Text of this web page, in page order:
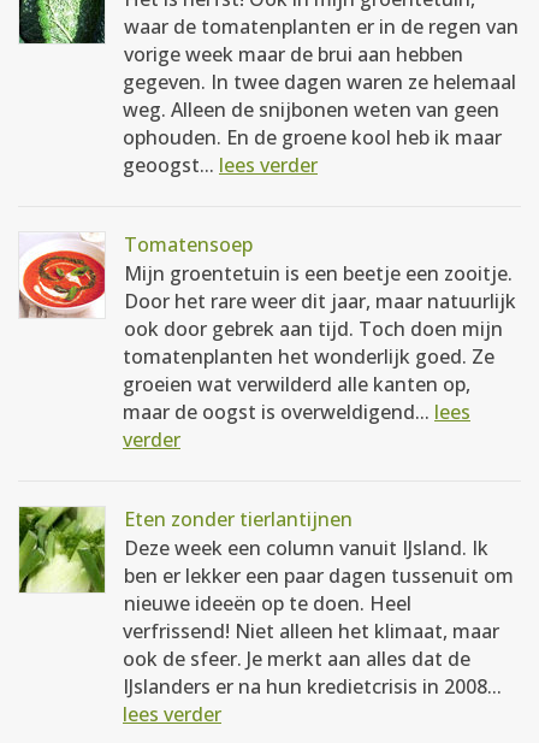
waar de tomatenplanten er in de regen van
vorige week maar de brui aan hebben
gegeven. In twee dagen waren ze helemaal
weg. Alleen de snijbonen weten van geen
ophouden. En de groene kool heb ik maar
geoogst... lees verder
Tomatensoep
Mijn groentetuin is een beetje een zooitje.
Door het rare weer dit jaar, maar natuurlijk
ook door gebrek aan tijd. Toch doen mijn
tomatenplanten het wonderlijk goed. Ze
groeien wat verwilderd alle kanten op,
maar de oogst is overweldigend... lees
verder
Eten zonder tierlantijnen
Deze week een column vanuit IJsland. Ik
ben er lekker een paar dagen tussenuit om
nieuwe ideeën op te doen. Heel
verfrissend! Niet alleen het klimaat, maar
ook de sfeer. Je merkt aan alles dat de
IJslanders er na hun kredietcrisis in 2008...
lees verder